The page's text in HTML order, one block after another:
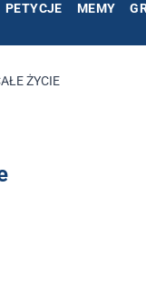
PETYCJE MEMY
ŻYCIE